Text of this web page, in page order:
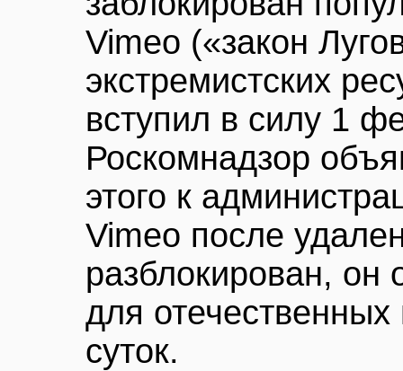
Vimeo («закон
экстремистских
вступил в силу 1
Роскомнадзор
этого к
Vimeo после
разблокирован, он
для отечественных
суток.